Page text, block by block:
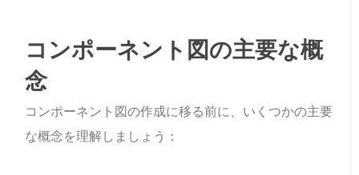
コンポーネント図の主要な概
念
コンポーネント図の作成に移る前に、いくつかの主要
な概念を理解しましょう：